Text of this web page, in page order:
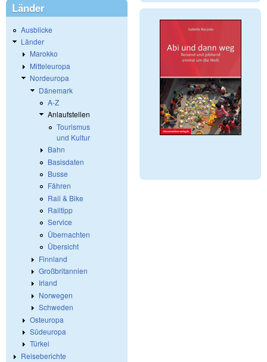
Länder
Ausblicke
Länder
Marokko
Mitteleuropa
Nordeuropa
Dänemark
A-Z
Anlaufstellen
Tourismus
und Kultur
Bahn
Basisdaten
Busse
Fähren
Rail & Bike
Railtipp
Service
Übernachten
Übersicht
Finnland
Großbritannien
Irland
Norwegen
Schweden
Osteuropa
Südeuropa
Türkei
Reiseberichte